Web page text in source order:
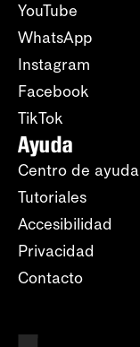
YouTube
WhatsApp
Instagram
Facebook
TikTok
Ayuda
Centro de ayuda
Tutoriales
Accesibilidad
Privacidad
Contacto